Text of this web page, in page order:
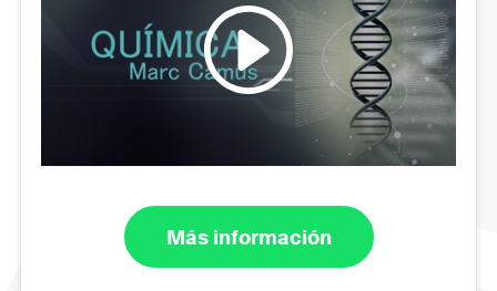
Más información